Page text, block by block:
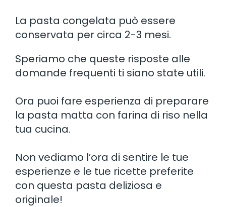
La pasta congelata può essere
conservata per circa 2-3 mesi.
Speriamo che queste risposte alle
domande frequenti ti siano state utili.
Ora puoi fare esperienza di preparare
la pasta matta con farina di riso nella
tua cucina.
Non vediamo l’ora di sentire le tue
esperienze e le tue ricette preferite
con questa pasta deliziosa e
originale!